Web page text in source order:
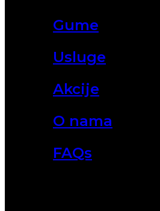
Gume
Usluge
Akcije
O nama
FAQs